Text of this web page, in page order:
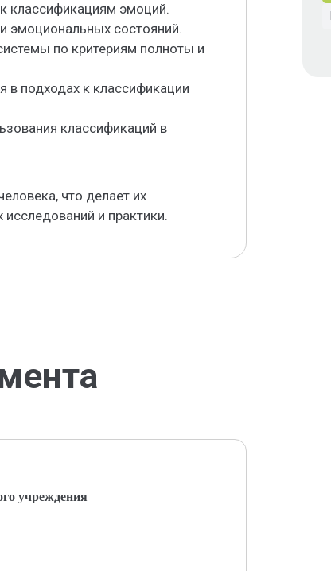
классификациям эмоций.
эмоциональных состояний.
по критериям полноты и
подходах к классификации
классификаций в
что делает их
и практики.
учреждения